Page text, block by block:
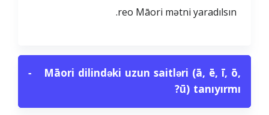
reo Māori mətni yaradılsın.
Māori dilindəki uzun saitləri (ā, ē, ī, ō,
ū) tanıyırmı?
−